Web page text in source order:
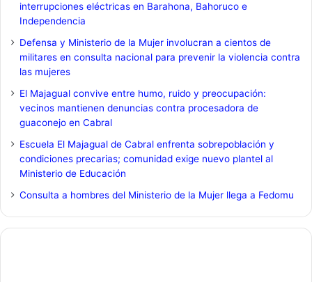
interrupciones eléctricas en Barahona, Bahoruco e
Independencia
Defensa y Ministerio de la Mujer involucran a cientos de
militares en consulta nacional para prevenir la violencia contra
las mujeres
El Majagual convive entre humo, ruido y preocupación:
vecinos mantienen denuncias contra procesadora de
guaconejo en Cabral
Escuela El Majagual de Cabral enfrenta sobrepoblación y
condiciones precarias; comunidad exige nuevo plantel al
Ministerio de Educación
Consulta a hombres del Ministerio de la Mujer llega a Fedomu